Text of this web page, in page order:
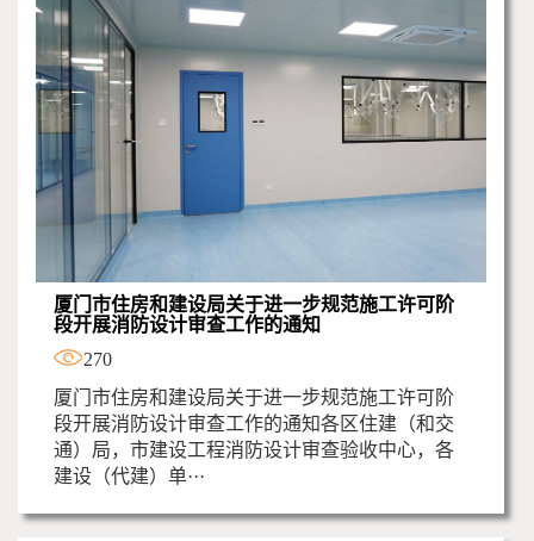
厦门市住房和建设局关于进一步规范施工许可阶
段开展消防设计审查工作的通知
270
厦门市住房和建设局关于进一步规范施工许可阶
段开展消防设计审查工作的通知各区住建（和交
通）局，市建设工程消防设计审查验收中心，各
建设（代建）单···